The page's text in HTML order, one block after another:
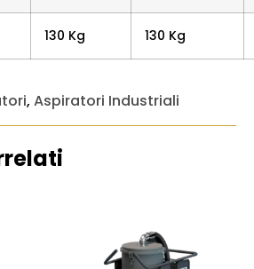
130 Kg 130 Kg
, Aspiratori Industriali